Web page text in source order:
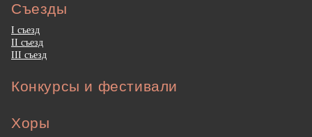
Съезды
I съезд
II съезд
III съезд
Конкурсы и фестивали
Хоры